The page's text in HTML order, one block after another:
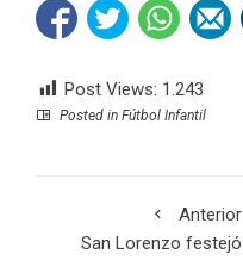
Post Views: 1.243
Posted in Fútbol Infantil
Anterior
San Lorenzo festejó